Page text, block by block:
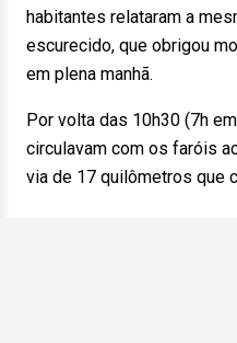
habitantes relataram a
escurecido, que obrigou
em plena manhã.
Por volta das 10h30 (7h
circulavam com os faróis
via de 17 quilômetros que